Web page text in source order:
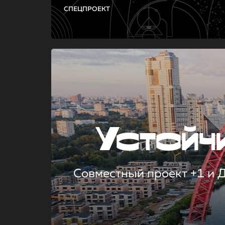
СПЕЦПРОЕКТ
Совместный проект +1 и